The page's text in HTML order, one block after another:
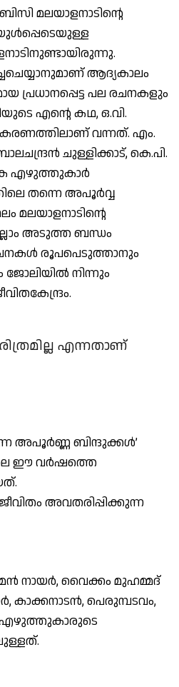
മലയാളനാടിന്റെ
ആദ്യകാലം
പ്രധാനപ്പെട്ട പല രചനകളും
എന്റെ കഥ, ഒ.വി.
വന്നത്. എം.
ചുള്ളിക്കാട്, കെ.പി.
എഴുത്തുകാര്‍
തന്നെ അപൂര്‍വ്വ
അടുത്ത ബന്ധം
രൂപപെടുത്താനും
നിന്നും
എന്നതാണ്
അപൂര്‍ണ്ണ ബിന്ദുക്കള്‍’
ഈ വര്‍ഷത്തെ
അവതരിപ്പിക്കുന്ന
നായര്‍, വൈക്കം മുഹമ്മദ്
കാക്കനാടന്‍, പെരുമ്പടവം,
എഴുത്തുകാരുടെ